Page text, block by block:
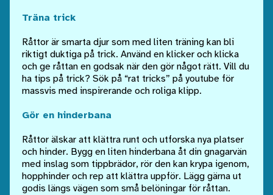
Träna trick
Råttor är smarta djur som med liten träning kan bli
riktigt duktiga på trick. Använd en klicker och klicka
och ge råttan en godsak när den gör något rätt. Vill du
ha tips på trick? Sök på “rat tricks” på youtube för
massvis med inspirerande och roliga klipp.
Gör en hinderbana
Råttor älskar att klättra runt och utforska nya platser
och hinder. Bygg en liten hinderbana åt din gnagarvän
med inslag som tippbrädor, rör den kan krypa igenom,
hopphinder och rep att klättra uppför. Lägg gärna ut
godis längs vägen som små belöningar för råttan.